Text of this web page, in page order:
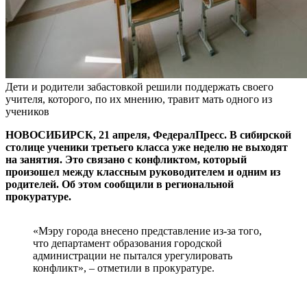
Дети и родители забастовкой решили поддержать своего
учителя, которого, по их мнению, травит мать одного из
учеников
НОВОСИБИРСК, 21 апреля, ФедералПресс. В сибирской
столице ученики третьего класса уже неделю не выходят
на занятия. Это связано с конфликтом, который
произошел между классным руководителем и одним из
родителей. Об этом сообщили в региональной
прокуратуре.
«Мэру города внесено представление из-за того,
что департамент образования городской
администрации не пытался урегулировать
конфликт», – отметили в прокуратуре.